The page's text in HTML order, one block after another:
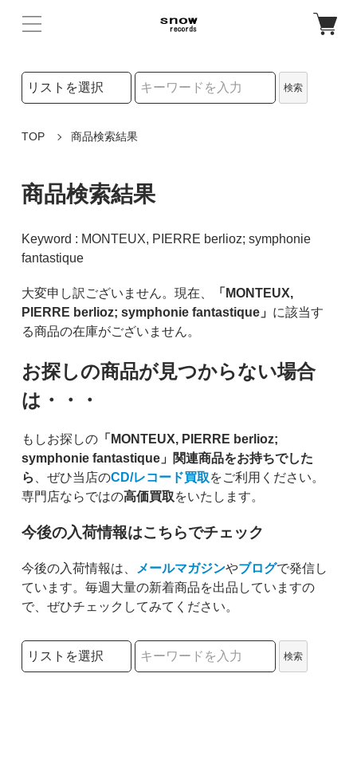
検索リストの選択
検索
TOP 商品検索結果
商品検索結果
Keyword : MONTEUX, PIERRE berlioz; symphonie
fantastique
大変申し訳ございません。現在、
「MONTEUX,
PIERRE berlioz; symphonie fantastique」 に該当す
る商品の在庫がございません。
お探しの商品が見つからない場合
は・・・
もしお探しの「MONTEUX, PIERRE berlioz;
symphonie fantastique」関連商品をお持ちでした
ら 、ぜひ当店のCD/レコード買取をご利用ください。
専門店ならではの高価買取をいたします。
今後の入荷情報はこちらでチェック
今後の入荷情報は、 メールマガジンやブログで発信し
ています。毎週大量の新着商品を出品していますの
で、ぜひチェックしてみてください。
検索リストの選択
検索